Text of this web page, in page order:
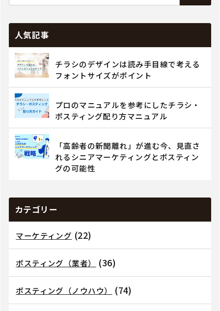
人気記事
チラシのデザインは読み手目線で考える
フォントサイズがポイント
プロのマニュアルを参考にしたチラシ・
ポスティング配り方マニュアル
「高齢者の新聞離れ」が進む今、見直さ
れるシニアマーケティングとポスティン
グの可能性
カテゴリー
マーケティング (22)
ポスティング（業者） (36)
ポスティング（ノウハウ） (74)